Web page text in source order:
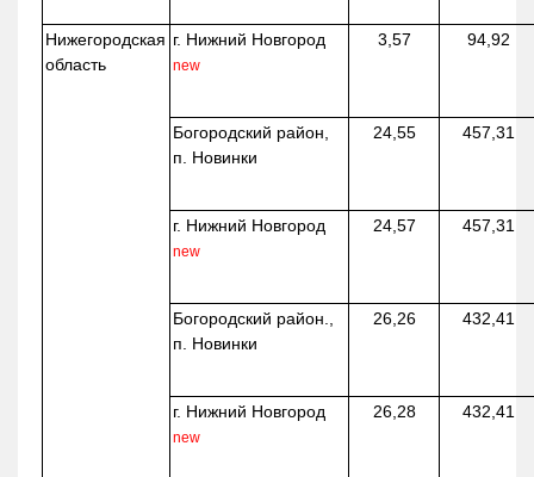
Нижегородская
область
г. Нижний Новгород
new
3,57 94,92
Богородский район,
п. Новинки
24,55 457,31
г. Нижний Новгород
new
24,57 457,31
Богородский район.,
п. Новинки
26,26 432,41
г. Нижний Новгород
new
26,28 432,41